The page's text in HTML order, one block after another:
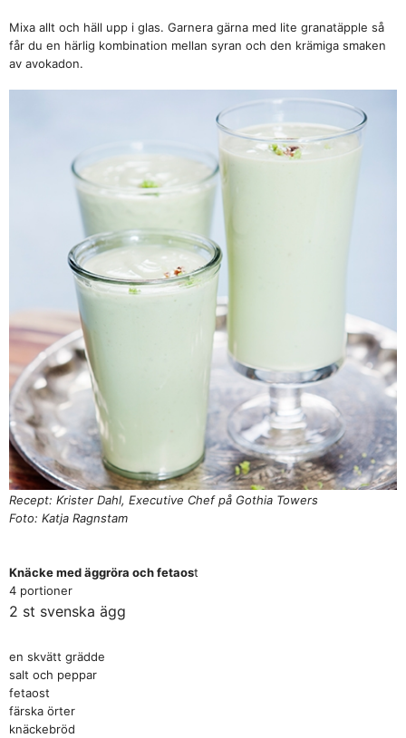
Mixa allt och häll upp i glas. Garnera gärna med lite granatäpple så
får du en härlig kombination mellan syran och den krämiga smaken
av avokadon.
Recept: Krister Dahl, Executive Chef på Gothia Towers
Foto: Katja Ragnstam
Knäcke med äggröra och fetaost
4 portioner
2 st svenska ägg
en skvätt grädde
salt och peppar
fetaost
färska örter
knäckebröd